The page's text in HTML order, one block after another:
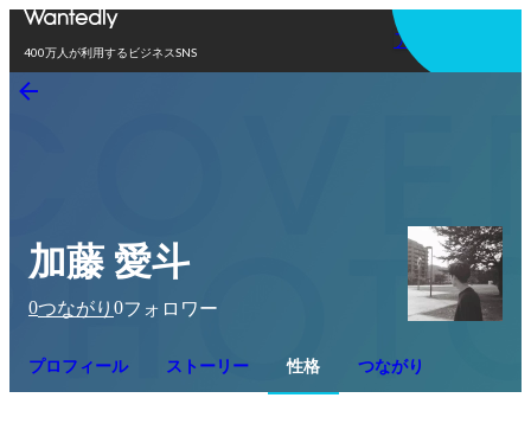
400万人が利用するビジネスSNS
アプリを使う
加藤 愛斗
0つながり 0フォロワー
プロフィール ストーリー 性格 つながり